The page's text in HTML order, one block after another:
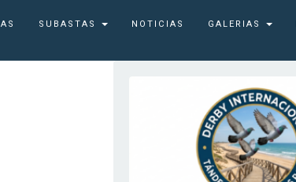
SUBASTAS NOTICIAS GALERIAS